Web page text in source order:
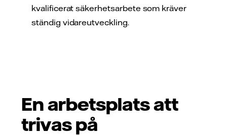
kvalificerat säkerhetsarbete som kräver
ständig vidareutveckling.
En arbetsplats att
trivas på